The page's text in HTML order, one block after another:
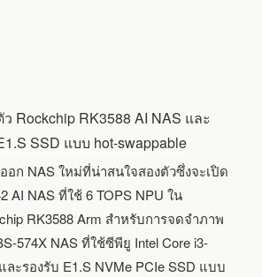
Rockchip RK3588 AI NAS และ
SSD แบบ hot-swappable
อก NAS ใหม่ที่น่าสนใจสองตัวซึ่งจะเปิด
AI NAS ที่ใช้ 6 TOPS NPU ใน
RK3588 Arm สำหรับการจดจำภาพ
574X NAS ที่ใช้ซีพียู Intel Core i3-
ละรองรับ E1.S NVMe PCIe SSD แบบ